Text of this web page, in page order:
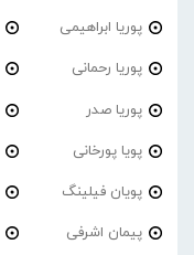
پوریا ابراهیمی
پوریا رحمانی
پوریا صدر
پویا پورخانی
پویان فیلینگ
پیمان اشرفی